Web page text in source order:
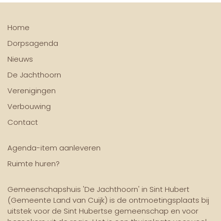
De Klik: Eetpunt
04 oktober 2026
Harmonie Ons Genoegen: Film concert
05 oktober 2026
Vrouwen van Nu: Apneu-lezing
06 oktober 2026
14 oktober 2026
18 oktober 2026
MTC Efkes Weg: motorrit (afsluitingsrit)
Home
Dorpsagenda
Nieuws
De Jachthoorn
Verenigingen
Verbouwing
Contact
Agenda-item aanleveren
Ruimte huren?
Gemeenschapshuis 'De Jachthoorn' in Sint Hubert
(Gemeente Land van Cuijk) is de ontmoetingsplaats bij
uitstek voor de Sint Hubertse gemeenschap en voor